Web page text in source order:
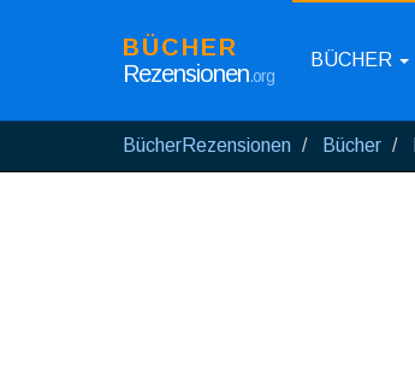
BÜCHER
Rezensionen.org
BÜCHER
BücherRezensionen Bücher